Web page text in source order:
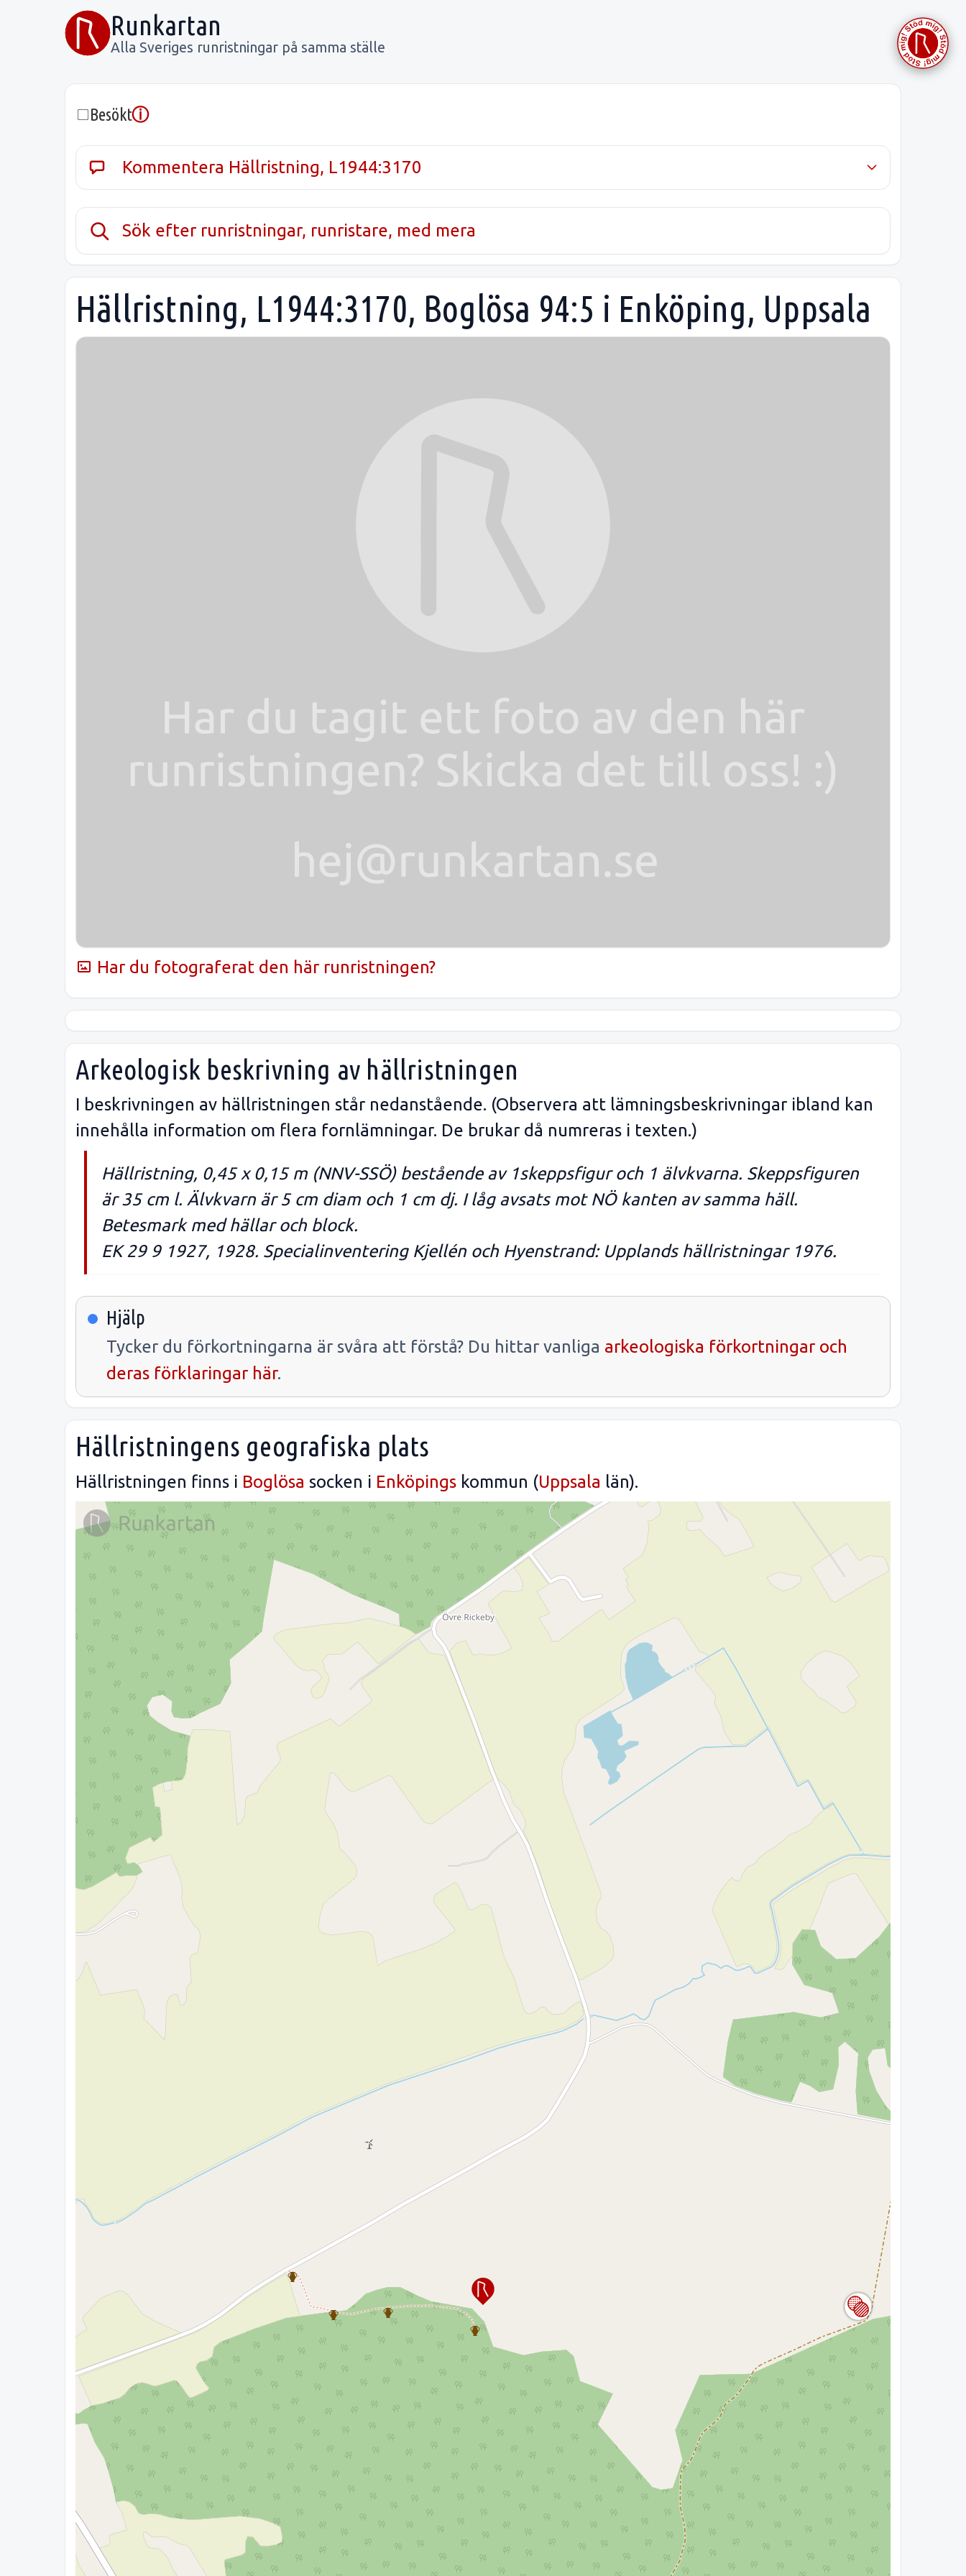
Runkartan
Alla Sveriges runristningar på samma ställe
Besöktⓘ
Kommentera Hällristning, L1944:3170
Sök efter runristningar, runristare, med mera
Hällristning, L1944:3170, Boglösa 94:5 i Enköping, Uppsala
Har du fotograferat den här runristningen?
Arkeologisk beskrivning av hällristningen
I beskrivningen av hällristningen står nedanstående. (Observera att lämningsbeskrivningar ibland kan
innehålla information om flera fornlämningar. De brukar då numreras i texten.)
Hällristning, 0,45 x 0,15 m (NNV-SSÖ) bestående av 1skeppsfigur och 1 älvkvarna. Skeppsfiguren
är 35 cm l. Älvkvarn är 5 cm diam och 1 cm dj. I låg avsats mot NÖ kanten av samma häll.
Betesmark med hällar och block.
EK 29 9 1927, 1928. Specialinventering Kjellén och Hyenstrand: Upplands hällristningar 1976.
Hjälp
Tycker du förkortningarna är svåra att förstå? Du hittar vanliga arkeologiska förkortningar och
deras förklaringar här.
Hällristningens geografiska plats
Hällristningen finns i Boglösa socken i Enköpings kommun (Uppsala län).